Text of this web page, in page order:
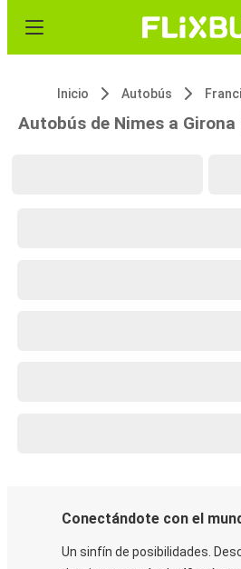
Inicio Autobús
Autobús de Nimes a
Conectándote con el
Un sinfín de posibilidades.